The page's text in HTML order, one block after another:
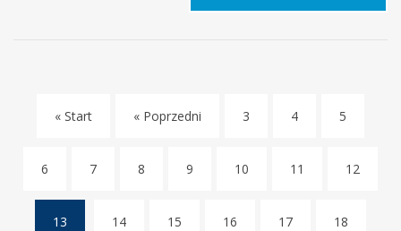
« Start « Poprzedni 3 4 5
6 7 8 9 10 11 12
13
14 15 16 17 18